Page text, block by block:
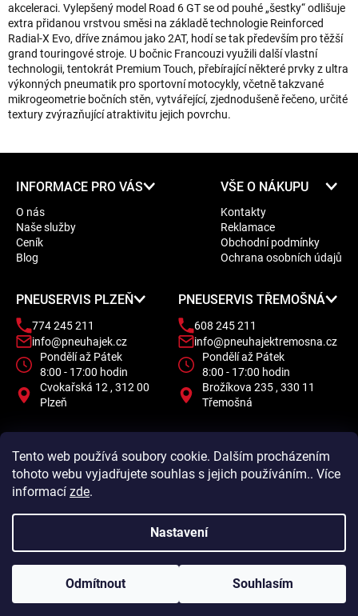
Tento web používá soubory cookie. Dalším procházením
tohoto webu vyjadřujete souhlas s jejich používáním.. Více
informací zde.
Nastavení
Odmítnout Souhlasím
akceleraci. Vylepšený model Road 6 GT se od pouhé „šestky“ odlišuje
extra přidanou vrstvou směsi na základě technologie Reinforced
Radial-X Evo, dříve známou jako 2AT, hodí se tak především pro těžší
grand touringové stroje. U bočnic Francouzi využili další vlastní
technologii, tentokrát Premium Touch, přebírající některé prvky z ultra
výkonných pneumatik pro sportovní motocykly, včetně takzvané
mikrogeometrie bočních stěn, vytvářející, zjednodušeně řečeno, určité
textury zvýrazňující atraktivitu jejich povrchu.
INFORMACE PRO VÁS
O nás
Naše služby
Ceník
Blog
VŠE O NÁKUPU
Kontakty
Reklamace
Obchodní podmínky
Ochrana osobních údajů
PNEUSERVIS PLZEŇ
774 245 211
info@pneuhajek.cz
Pondělí až Pátek
8:00 - 17:00 hodin
Cvokařská 12 , 312 00
Plzeň
PNEUSERVIS TŘEMOŠNÁ
608 245 211
info@pneuhajektremosna.cz
Pondělí až Pátek
8:00 - 17:00 hodin
Brožíkova 235 , 330 11
Třemošná
Copyright 2026Pneu Hájek. Všechna práva vyhrazena.